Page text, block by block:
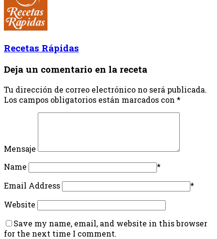
Recetas Rápidas
Deja un comentario en la receta
Tu dirección de correo electrónico no será publicada.
Los campos obligatorios están marcados con *
Mensaje
Name
*
Email Address
*
Website
Save my name, email, and website in this browser
for the next time I comment.